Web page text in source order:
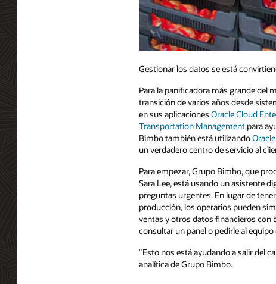
Gestionar los datos se está
Para la panificadora más grande del
transición de varios años desde
en sus aplicaciones Oracle Cloud
Transportation Management para
Bimbo también está utilizando
un verdadero centro de servicio al
Para empezar, Grupo Bimbo, que
Sara Lee, está usando un asistente
preguntas urgentes. En lugar de
producción, los operarios pueden
ventas y otros datos financieros con
consultar un panel o pedirle al
“Esto nos está ayudando a salir del
analítica de Grupo Bimbo.